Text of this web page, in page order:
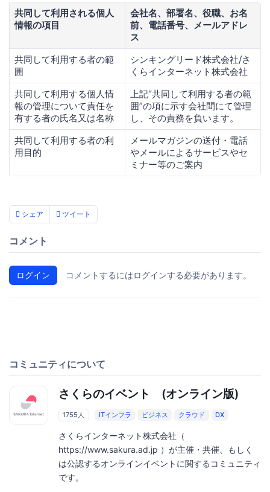
共同して利用される個人
情報の項目
会社名、部署名、役職、お名
前、電話番号、メールアドレ
ス
共同して利用する者の範
囲
シンキングリード株式会社/さ
くらインターネット株式会社
共同して利用する個人情
報の管理について責任を
有する者の氏名又は名称
上記“共同して利用する者の範
囲”の項に示す会社間にて管理
し、その責務を負います。
共同して利用する者の利
用目的
メールマガジンの送付・電話
やメールによるサービスやセ
ミナー等のご案内
シェア ツイート
コメント
ログイン コメントするにはログインする必要があります。
コミュニティについて
さくらのイベント (オンライン版)
1755人 ITインフラ ビジネス クラウド DX
さくらインターネット株式会社（
https://www.sakura.ad.jp ）が主催・共催、もしく
は公認するオンラインイベントに関するコミュニティ
です。